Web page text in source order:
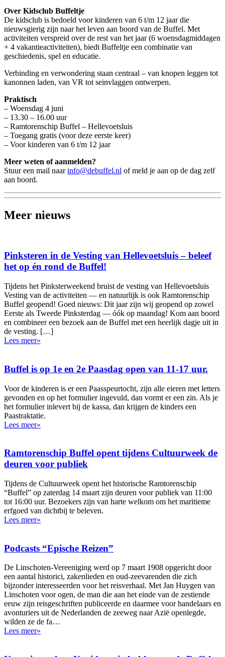
Over Kidsclub Buffeltje
De kidsclub is bedoeld voor kinderen van 6 t/m 12 jaar die
nieuwsgierig zijn naar het leven aan boord van de Buffel. Met
activiteiten verspreid over de rest van het jaar (6 woensdagmiddagen
+ 4 vakantieactiviteiten), biedt Buffeltje een combinatie van
geschiedenis, spel en educatie.
Verbinding en verwondering staan centraal – van knopen leggen tot
kanonnen laden, van VR tot seinvlaggen ontwerpen.
Praktisch
– Woensdag 4 juni
– 13.30 – 16.00 uur
– Ramtorenschip Buffel – Hellevoetsluis
– Toegang gratis (voor deze eerste keer)
– Voor kinderen van 6 t/m 12 jaar
Meer weten of aanmelden?
Stuur een mail naarinfo@debuffel.nl of meld je aan op de dag zelf
aan boord.
Meer nieuws
Pinksteren in de Vesting van Hellevoetsluis – beleef
het op én rond de Buffel!
Tijdens het Pinksterweekend bruist de vesting van Hellevoetsluis
Vesting van de activiteiten — en natuurlijk is ook Ramtorenschip
Buffel geopend! Goed nieuws: Dit jaar zijn wij geopend op zowel
Eerste als Tweede Pinksterdag — óók op maandag! Kom aan boord
en combineer een bezoek aan de Buffel met een heerlijk dagje uit in
de vesting. […]
Lees meer»
Buffel is op 1e en 2e Paasdag open van 11-17 uur.
Voor de kinderen is er een Paasspeurtocht, zijn alle eieren met letters
gevonden en op het formulier ingevuld, dan vormt er een zin. Als je
het formulier inlevert bij de kassa, dan krijgen de kinders een
Paastraktatie.
Lees meer»
Ramtorenschip Buffel opent tijdens Cultuurweek de
deuren voor publiek
Tijdens de Cultuurweek opent het historische Ramtorenschip
“Buffel” op zaterdag 14 maart zijn deuren voor publiek van 11:00
tot 16:00 uur. Bezoekers zijn van harte welkom om het maritieme
erfgoed van dichtbij te beleven.
Lees meer»
Podcasts “Epische Reizen”
De Linschoten-Vereeniging werd op 7 maart 1908 opgericht door
een aantal historici, zakenlieden en oud-zeevarenden die zich
bijzonder interesseerden voor het reisverhaal. Met Jan Huygen van
Linschoten voor ogen, de man die aan het einde van de zestiende
eeuw zijn reisgeschriften publiceerde en daarmee voor handelaars en
avonturiers uit de Nederlanden de zeeweg naar Azië openlegde,
wilden ze de fa…
Lees meer»